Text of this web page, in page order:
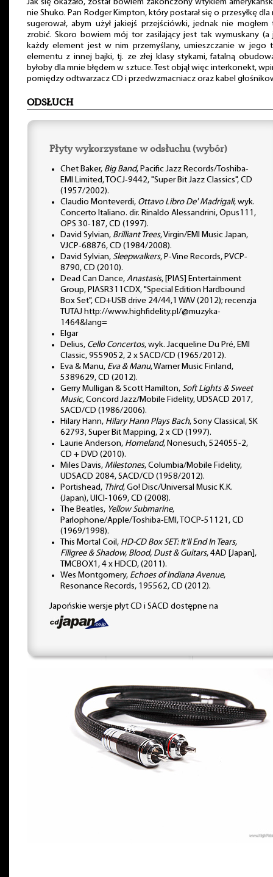
Jak się okazało, został bowiem zakończony wtykiem
nie Shuko. Pan Rodger Kimpton, który postarał się o przesyłkę dla
sugerował, abym użył jakiejś przejściówki, jednak nie mogłem
zrobić. Skoro bowiem mój tor zasilający jest tak wymuskany (a
każdy element jest w nim przemyślany, umieszczanie w jego
elementu z innej bajki, tj. ze złej klasy stykami, fatalną
byłoby dla mnie błędem w sztuce. Test objął więc interkonekt,
pomiędzy odtwarzacz CD i przedwzmacniacz oraz kabel
ODSŁUCH
Płyty wykorzystane w odsłuchu (wybór)
Chet Baker, Big Band, Pacific Jazz Records/Toshiba-
EMI Limited, TOCJ-9442, "Super Bit Jazz Classics", CD
(1957/2002).
Claudio Monteverdi, Ottavo Libro De' Madrigali, wyk.
Concerto Italiano. dir. Rinaldo Alessandrini, Opus111,
OPS 30-187, CD (1997).
David Sylvian, Brilliant Trees, Virgin/EMI Music Japan,
VJCP-68876, CD (1984/2008).
David Sylvian, Sleepwalkers, P-Vine Records, PVCP-
8790, CD (2010).
Dead Can Dance, Anastasis, [PIAS] Entertainment
Group, PIASR311CDX, "Special Edition Hardbound
Box Set", CD+USB drive 24/44,1 WAV (2012); recenzja
TUTAJ http://www.highfidelity.pl/@muzyka-
1464&lang=
Elgar
Delius, Cello Concertos, wyk. Jacqueline Du Pré, EMI
Classic, 9559052, 2 x SACD/CD (1965/2012).
Eva & Manu, Eva & Manu, Warner Music Finland,
5389629, CD (2012).
Gerry Mulligan & Scott Hamilton, Soft Lights & Sweet
Music, Concord Jazz/Mobile Fidelity, UDSACD 2017,
SACD/CD (1986/2006).
Hilary Hann, Hilary Hann Plays Bach, Sony Classical, SK
62793, Super Bit Mapping, 2 x CD (1997).
Laurie Anderson, Homeland, Nonesuch, 524055-2,
CD + DVD (2010).
Miles Davis, Milestones, Columbia/Mobile Fidelity,
UDSACD 2084, SACD/CD (1958/2012).
Portishead, Third, Go! Disc/Universal Music K.K.
(Japan), UICI-1069, CD (2008).
The Beatles, Yellow Submarine,
Parlophone/Apple/Toshiba-EMI, TOCP-51121, CD
(1969/1998).
This Mortal Coil, HD-CD Box SET: It’ll End In Tears,
Filigree & Shadow, Blood, Dust & Guitars, 4AD [Japan],
TMCBOX1, 4 x HDCD, (2011).
Wes Montgomery, Echoes of Indiana Avenue,
Resonance Records, 195562, CD (2012).
Japońskie wersje płyt CD i SACD dostępne na